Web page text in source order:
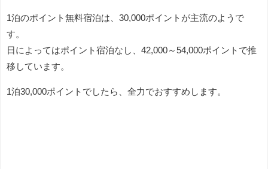
1泊のポイント無料宿泊は、30,000ポイントが主流のようで
す。
日によってはポイント宿泊なし、42,000～54,000ポイントで推
移しています。
1泊30,000ポイントでしたら、全力でおすすめします。